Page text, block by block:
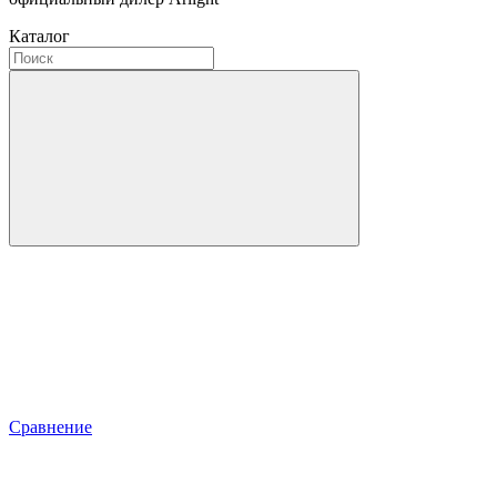
Каталог
Сравнение